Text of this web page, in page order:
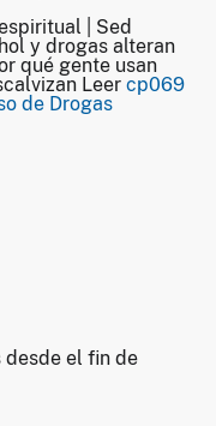
| Sed
y drogas alteran
qué gente usan
Leer cp069
de Drogas
desde el fin de